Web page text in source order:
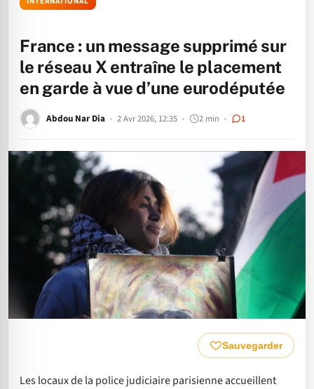
France : un message supprimé sur
le réseau X entraîne le placement
en garde à vue d’une eurodéputée
Abdou Nar Dia 2 Avr 2026, 12:35 2 min 1
Sauvegarder
Les locaux de la police judiciaire parisienne accueillent